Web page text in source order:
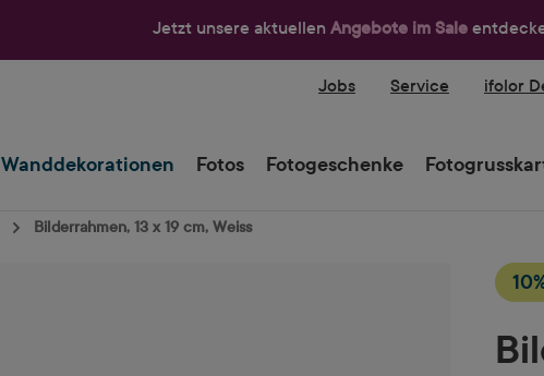
Jetzt unsere aktuellen Angebote im Sale
Jobs Service ifolor
Wanddekorationen Fotos Fotogeschenke
Bilderrahmen, 13 x 19 cm, Weiss